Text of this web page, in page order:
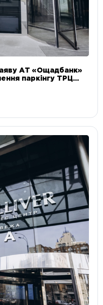
АТ «Ощадбанк»
паркінгу ТРЦ